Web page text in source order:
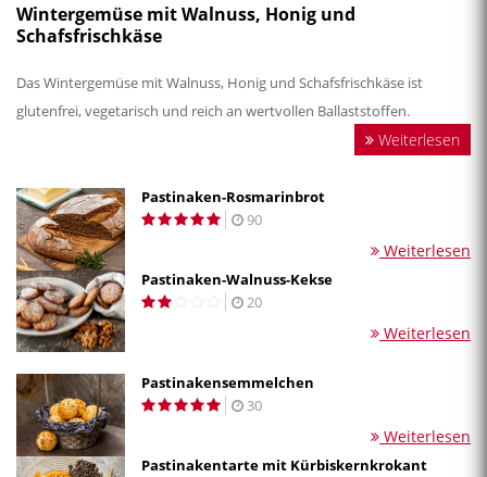
Wintergemüse mit Walnuss, Honig und
Schafsfrischkäse
Das Wintergemüse mit Walnuss, Honig und Schafsfrischkäse ist
glutenfrei, vegetarisch und reich an wertvollen Ballaststoffen.
Weiterlesen
Pastinaken-Rosmarinbrot
90
Weiterlesen
Pastinaken-Walnuss-Kekse
20
Weiterlesen
Pastinakensemmelchen
30
Weiterlesen
Pastinakentarte mit Kürbiskernkrokant